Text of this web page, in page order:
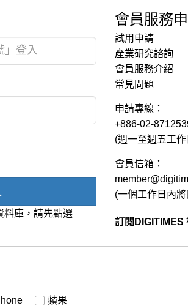
庫，請先點選
會員服務
試用申請
產業研究諮詢
會員服務介紹
常見問題
申請專線：
+886-02-
(週一至週五工
會員信箱：
(一個工作日內
訂閱DIGITIMES
蘋果